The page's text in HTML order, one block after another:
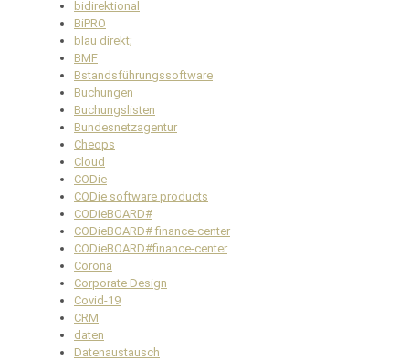
bidirektional
BiPRO
blau direkt;
BMF
Bstandsführungssoftware
Buchungen
Buchungslisten
Bundesnetzagentur
Cheops
Cloud
CODie
CODie software products
CODieBOARD#
CODieBOARD# finance-center
CODieBOARD#finance-center
Corona
Corporate Design
Covid-19
CRM
daten
Datenaustausch